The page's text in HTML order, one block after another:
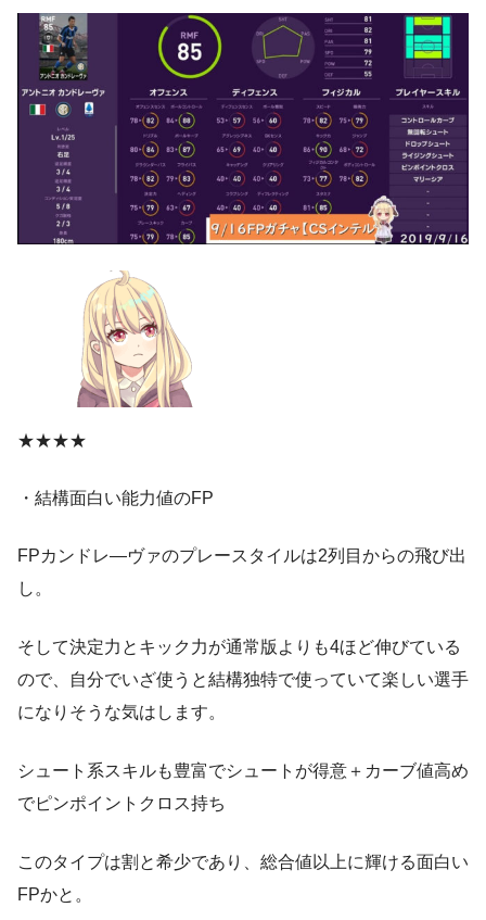
★★★★
・結構面白い能力値のFP
FPカンドレ―ヴァのプレースタイルは2列目からの飛び出
し。
そして決定力とキック力が通常版よりも4ほど伸びている
ので、自分でいざ使うと結構独特で使っていて楽しい選手
になりそうな気はします。
シュート系スキルも豊富でシュートが得意＋カーブ値高め
でピンポイントクロス持ち
このタイプは割と希少であり、総合値以上に輝ける面白い
FPかと。